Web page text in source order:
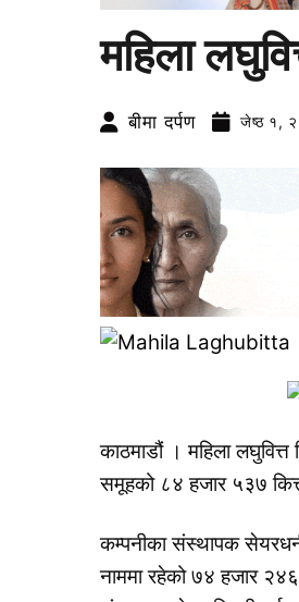
महिला
बीमा दर्पण जेष्ठ १,
काठमाडौं । महिला
समूहको ८४ हजार ५३७
कम्पनीका संस्थापक सेयरधनी
नाममा रहेको ७४ हजार २४६